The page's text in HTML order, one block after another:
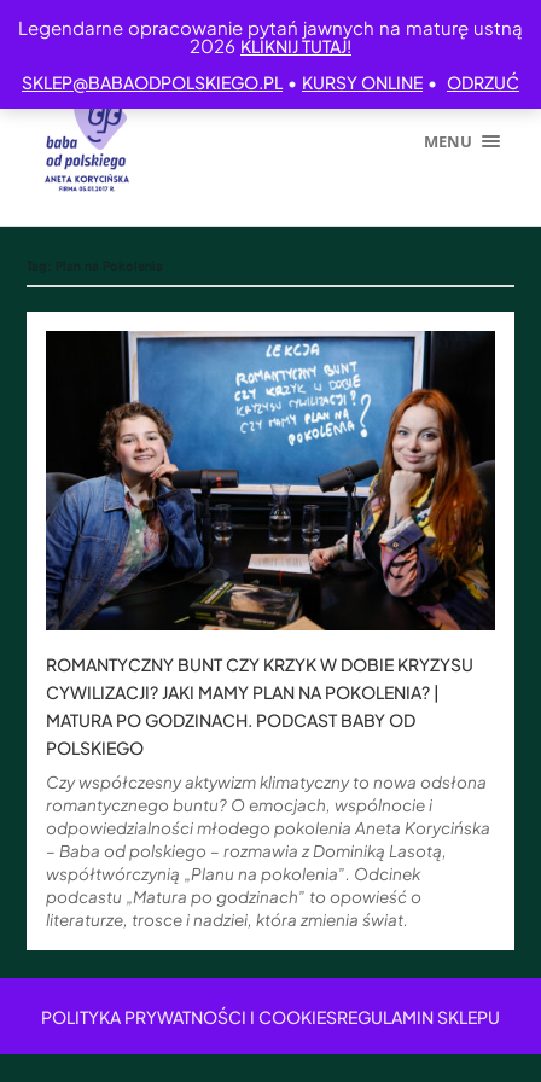
Legendarne opracowanie pytań jawnych na maturę ustną
2026 KLIKNIJ TUTAJ!
SKLEP@BABAODPOLSKIEGO.PL • KURSY ONLINE • ODRZUĆ
MENU
ROMANTYCZNY BUNT CZY KRZYK W DOBIE KRYZYSU
CYWILIZACJI? JAKI MAMY PLAN NA POKOLENIA? |
MATURA PO GODZINACH. PODCAST BABY OD
POLSKIEGO
Czy współczesny aktywizm klimatyczny to nowa odsłona
romantycznego buntu? O emocjach, wspólnocie i
odpowiedzialności młodego pokolenia Aneta Korycińska
– Baba od polskiego – rozmawia z Dominiką Lasotą,
współtwórczynią „Planu na pokolenia”. Odcinek
podcastu „Matura po godzinach” to opowieść o
literaturze, trosce i nadziei, która zmienia świat.
POLITYKA PRYWATNOŚCI I COOKIESREGULAMIN SKLEPU